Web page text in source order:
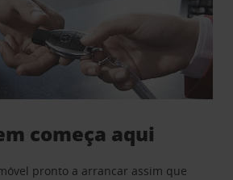
começa aqui
pronto a arrancar assim que